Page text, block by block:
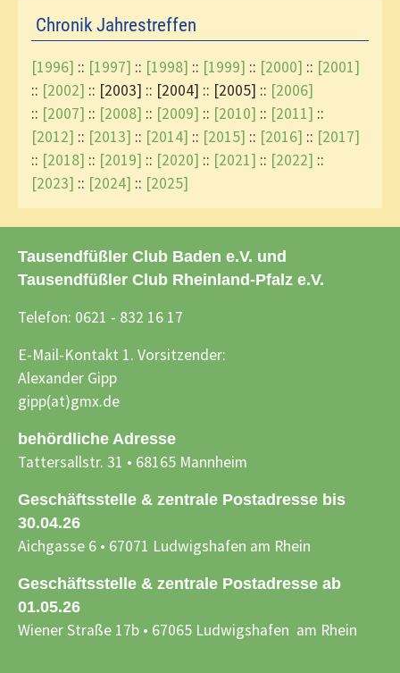
Chronik Jahrestreffen
[1996] :: [1997] :: [1998] :: [1999] :: [2000] :: [2001]
:: [2002] :: [2003] :: [2004] :: [2005] :: [2006]
:: [2007] :: [2008] :: [2009] :: [2010] :: [2011] ::
[2012] :: [2013] :: [2014] :: [2015] :: [2016] :: [2017]
:: [2018] :: [2019] :: [2020] :: [2021] :: [2022] ::
[2023] :: [2024] :: [2025]
Tausendfüßler Club Baden e.V. und
Tausendfüßler Club Rheinland-Pfalz e.V.
Telefon: 0621 - 832 16 17
E-Mail-Kontakt 1. Vorsitzender:
Alexander Gipp
gipp(at)gmx.de
behördliche Adresse
Tattersallstr. 31 • 68165 Mannheim
Geschäftsstelle & zentrale Postadresse bis
30.04.26
Aichgasse 6 • 67071 Ludwigshafen am Rhein
Geschäftsstelle & zentrale Postadresse ab
01.05.26
Wiener Straße 17b • 67065 Ludwigshafen am Rhein